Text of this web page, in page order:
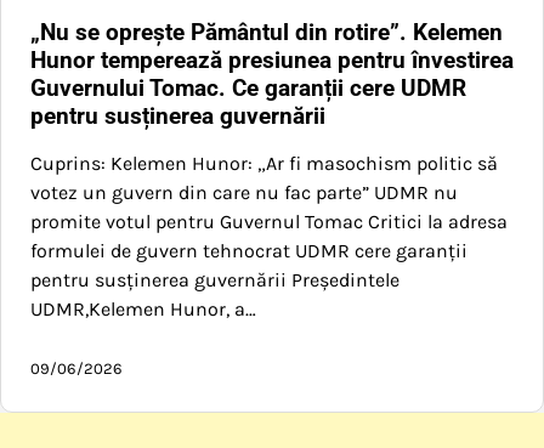
„Nu se oprește Pământul din rotire”. Kelemen
Hunor temperează presiunea pentru învestirea
Guvernului Tomac. Ce garanții cere UDMR
pentru susținerea guvernării
Cuprins: Kelemen Hunor: „Ar fi masochism politic să
votez un guvern din care nu fac parte” UDMR nu
promite votul pentru Guvernul Tomac Critici la adresa
formulei de guvern tehnocrat UDMR cere garanții
pentru susținerea guvernării Președintele
UDMR,Kelemen Hunor, a…
09/06/2026